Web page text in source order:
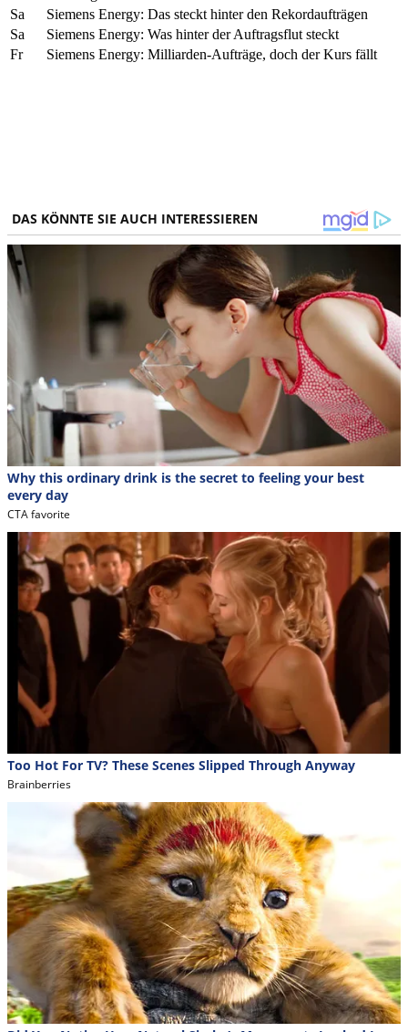
Sa
Siemens Energy: Das steckt hinter den Rekordaufträgen
Sa
Siemens Energy: Was hinter der Auftragsflut steckt
Fr
Siemens Energy: Milliarden-Aufträge, doch der Kurs fällt